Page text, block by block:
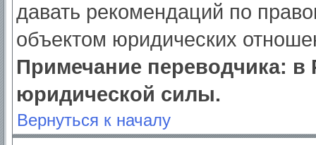
давать рекомендаций по
объектом юридических
Примечание переводчика: в
юридической силы.
Вернуться к началу